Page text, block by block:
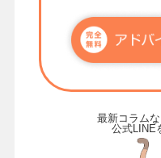
最新コラム
公式LINE